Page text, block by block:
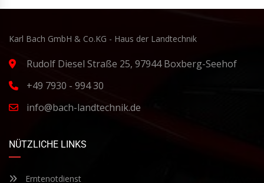
Karl Bach GmbH & Co.KG - Haus der Landtechnik
Rudolf Diesel Straße 25, 97944 Boxberg-Seehof
+49 7930 - 994 30
info@bach-landtechnik.de
NÜTZLICHE LINKS
Erntenotdienst